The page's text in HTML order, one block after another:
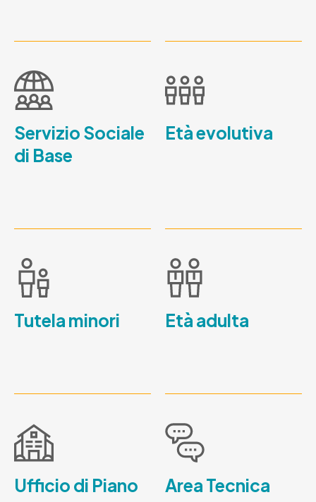
Servizio Sociale
di Base
Età evolutiva
Tutela minori Età adulta
Ufficio di Piano Area Tecnica